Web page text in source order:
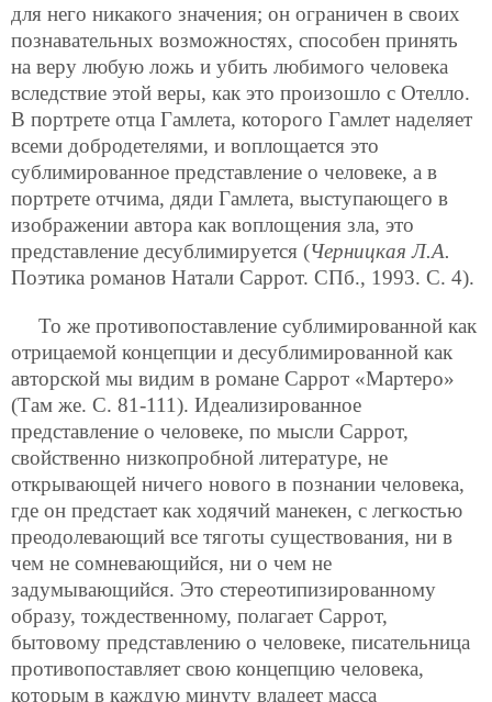
для него никакого значения; он ограничен в своих
познавательных возможностях, способен принять
на веру любую ложь и убить любимого человека
вследствие этой веры, как это произошло с Отелло.
В портрете отца Гамлета, которого Гамлет наделяет
всеми добродетелями, и воплощается это
сублимированное представление о человеке, а в
портрете отчима, дяди Гамлета, выступающего в
изображении автора как воплощения зла, это
представление десублимируется (Черницкая Л.А.
Поэтика романов Натали Саррот. СПб., 1993. С. 4).
То же противопоставление сублимированной как
отрицаемой концепции и десублимированной как
авторской мы видим в романе Саррот «Мартеро»
(Там же. С. 81-111). Идеализированное
представление о человеке, по мысли Саррот,
свойственно низкопробной литературе, не
открывающей ничего нового в познании человека,
где он предстает как ходячий манекен, с легкостью
преодолевающий все тяготы существования, ни в
чем не сомневающийся, ни о чем не
задумывающийся. Это стереотипизированному
образу, тождественному, полагает Саррот,
бытовому представлению о человеке, писательница
противопоставляет свою концепцию человека,
которым в каждую минуту владеет масса